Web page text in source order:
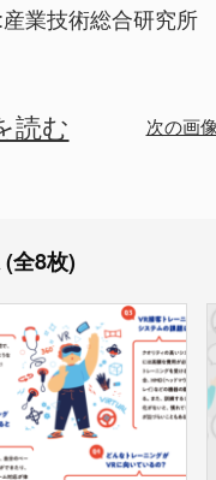
業技術総合研究所
読む 次の画像
全8枚)